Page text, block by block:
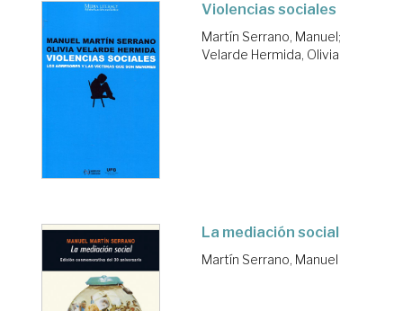
Violencias sociales
Martín Serrano, Manuel;
Velarde Hermida, Olivia
La mediación social
Martín Serrano, Manuel